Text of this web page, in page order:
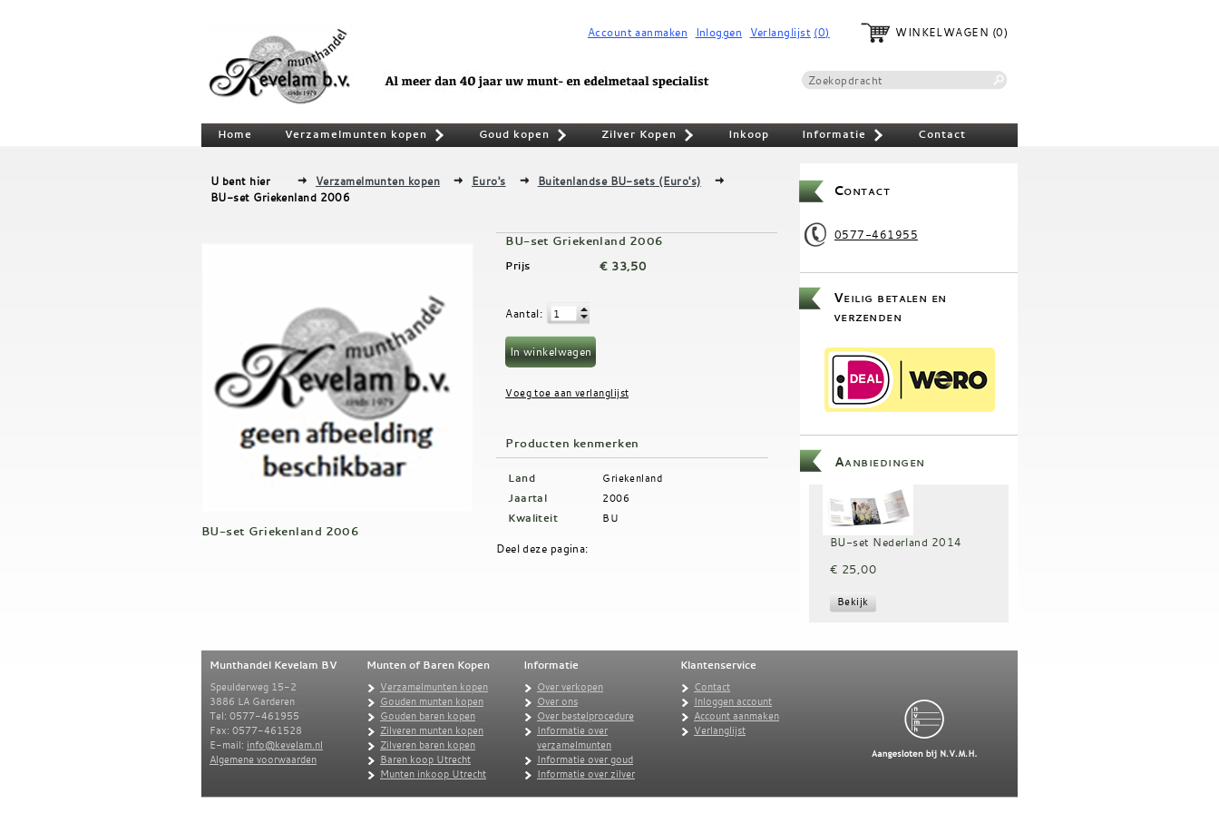
Account aanmaken Inloggen Verlanglijst (0) WINKELWAGEN (0)
Home Verzamelmunten kopen Goud kopen Zilver Kopen Inkoop Informatie Contact
U bent hier Verzamelmunten kopen Euro's
Buitenlandse BU-sets (Euro's)
BU-set Griekenland 2006
BU-set Griekenland 2006
BU-set Griekenland 2006
Prijs € 33,50
Aantal:
Producten kenmerken
Land Griekenland
Jaartal 2006
Kwaliteit BU
Deel deze pagina:
Contact
0577-461955
Veilig betalen en
verzenden
Aanbiedingen
BU-set Nederland 2014
€ 25,00
Munthandel Kevelam BV
Speulderweg 15-2
3886 LA Garderen
Tel: 0577-461955
Fax: 0577-461528
E-mail: info@kevelam.nl
Algemene voorwaarden
Munten of Baren Kopen
Verzamelmunten kopen
Gouden munten kopen
Gouden baren kopen
Zilveren munten kopen
Zilveren baren kopen
Baren koop Utrecht
Munten inkoop Utrecht
Informatie
Over verkopen
Over ons
Over bestelprocedure
Informatie over
verzamelmunten
Informatie over goud
Informatie over zilver
Klantenservice
Contact
Inloggen account
Account aanmaken
Verlanglijst